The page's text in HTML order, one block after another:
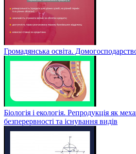
Громадянська освіта.
Біологія і екологія. Репродукція як
безперервності та існування видів